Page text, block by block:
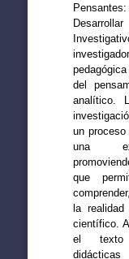
del
analítico.
un
una
que
la realidad
científico.
el texto